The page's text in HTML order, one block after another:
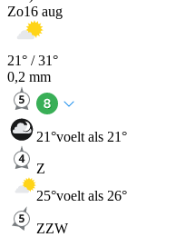
Zo16 aug
21° /31°
0,2 mm
21°voelt als 21°
Z
25°voelt als 26°
ZZW